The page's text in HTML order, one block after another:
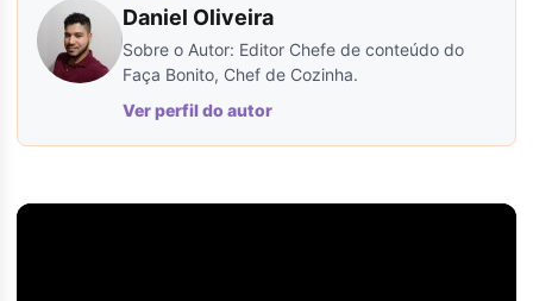
Daniel Oliveira
Sobre o Autor: Editor Chefe de conteúdo do
Faça Bonito, Chef de Cozinha.
Ver perfil do autor